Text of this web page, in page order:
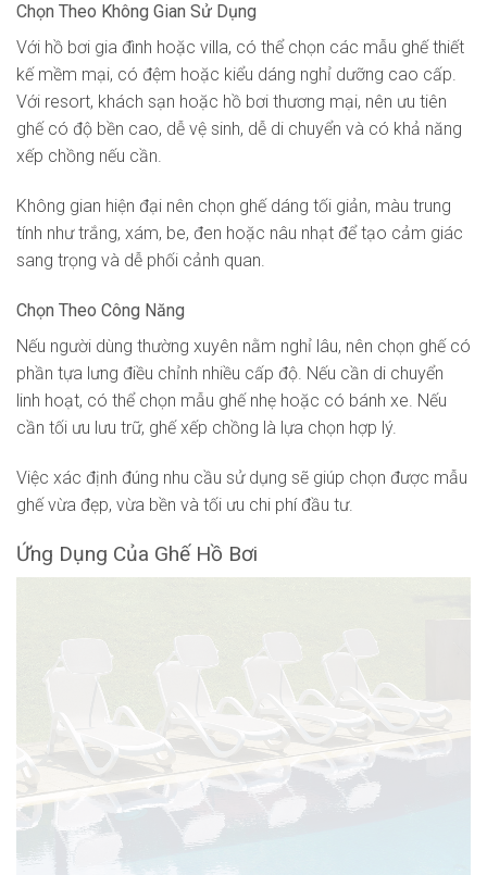
Chọn Theo Không Gian Sử Dụng
Với hồ bơi gia đình hoặc villa, có thể chọn các mẫu ghế thiết
kế mềm mại, có đệm hoặc kiểu dáng nghỉ dưỡng cao cấp.
Với resort, khách sạn hoặc hồ bơi thương mại, nên ưu tiên
ghế có độ bền cao, dễ vệ sinh, dễ di chuyển và có khả năng
xếp chồng nếu cần.
Không gian hiện đại nên chọn ghế dáng tối giản, màu trung
tính như trắng, xám, be, đen hoặc nâu nhạt để tạo cảm giác
sang trọng và dễ phối cảnh quan.
Chọn Theo Công Năng
Nếu người dùng thường xuyên nằm nghỉ lâu, nên chọn ghế có
phần tựa lưng điều chỉnh nhiều cấp độ. Nếu cần di chuyển
linh hoạt, có thể chọn mẫu ghế nhẹ hoặc có bánh xe. Nếu
cần tối ưu lưu trữ, ghế xếp chồng là lựa chọn hợp lý.
Việc xác định đúng nhu cầu sử dụng sẽ giúp chọn được mẫu
ghế vừa đẹp, vừa bền và tối ưu chi phí đầu tư.
Ứng Dụng Của Ghế Hồ Bơi